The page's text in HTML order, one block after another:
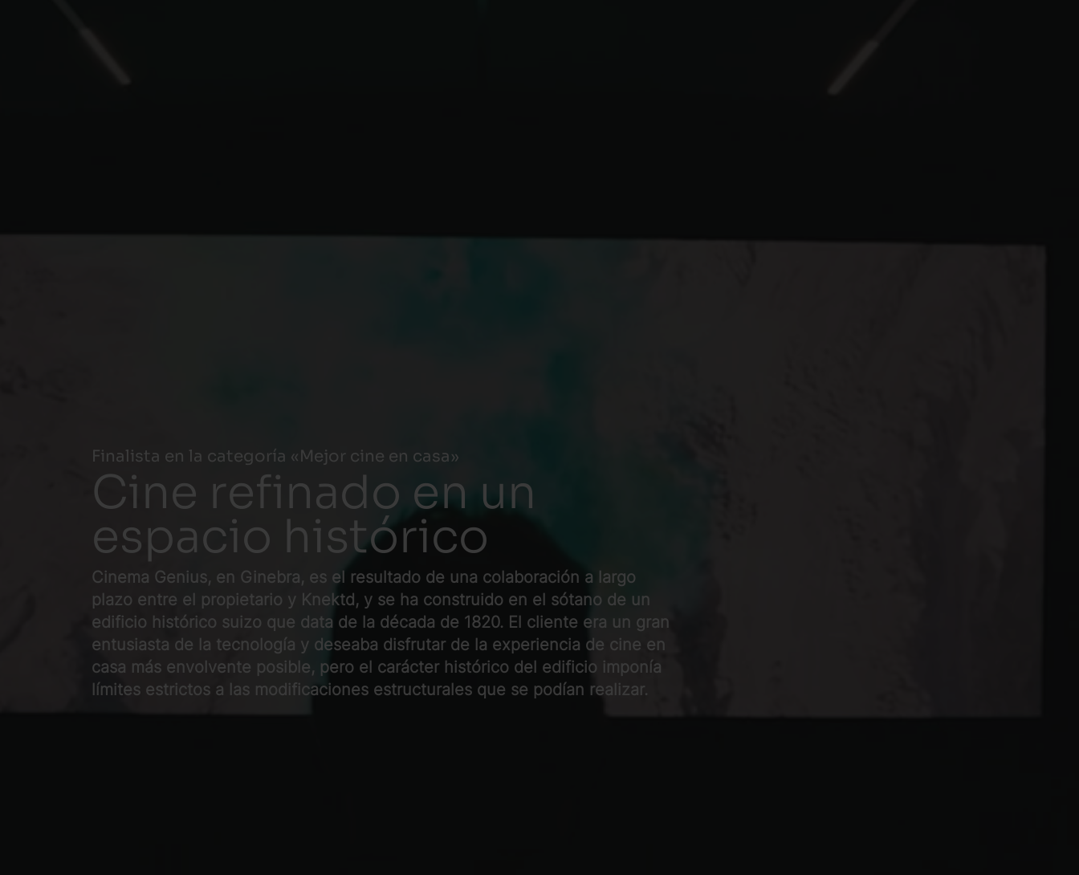
Finalista en la categoría «Mejor cine en casa»
Cine refinado en un
espacio histórico
Cinema Genius, en Ginebra, es el resultado de una colaboración a largo
plazo entre el propietario y Knektd, y se ha construido en el sótano de un
edificio histórico suizo que data de la década de 1820. El cliente era un gran
entusiasta de la tecnología y deseaba disfrutar de la experiencia de cine en
casa más envolvente posible, pero el carácter histórico del edificio imponía
límites estrictos a las modificaciones estructurales que se podían realizar.